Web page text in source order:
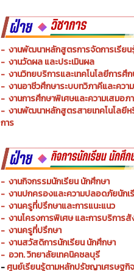
- งานทะเบียน
-งานบริหารงานทั่วไป
-งานอาคารสถานที่
- งานพัฒนาหลักสูตรการจัดการเรียน
- งานวัดผล และประเมินผล
- งานวิทยบริการและเทคโนโลยีการศึกษ
- งานการศึกษาพิเศษและความเสมอภา
- งานพัฒนาหลักสูตรสายเทคโนโลยีห
การ
- งานกิจกรรมนักเรียน นักศึกษา
- งานปกครองและความปลอดภัยนักเรี
- งานครูที่ปรึกษาและการแนะแนว
-งานโครงการพิเศษ และการบริการสั